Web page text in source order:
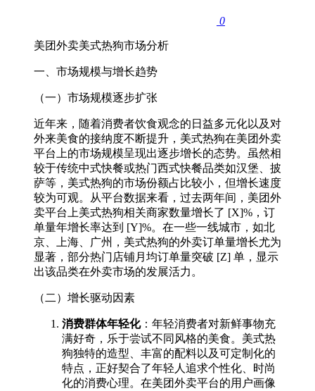
0
美团外卖美式热狗市场分析​
一、市场规模与增长趋势​
（一）市场规模逐步扩张​
近年来，随着消费者饮食观念的日益多元化以及对
外来美食的接纳度不断提升，美式热狗在美团外卖
平台上的市场规模呈现出逐步增长的态势。虽然相
较于传统中式快餐或热门西式快餐品类如汉堡、披
萨等，美式热狗的市场份额占比较小，但增长速度
较为可观。从平台数据来看，过去两年间，美团外
卖平台上美式热狗相关商家数量增长了 [X]%，订
单量年增长率达到 [Y]%。在一些一线城市，如北
京、上海、广州，美式热狗的外卖订单量增长尤为
显著，部分热门店铺月均订单量突破 [Z] 单，显示
出该品类在外卖市场的发展活力。​
（二）增长驱动因素​
消费群体年轻化：年轻消费者对新鲜事物充
满好奇，乐于尝试不同风格的美食。美式热
狗独特的造型、丰富的配料以及可定制化的
特点，正好契合了年轻人追求个性化、时尚
化的消费心理。在美团外卖平台的用户画像